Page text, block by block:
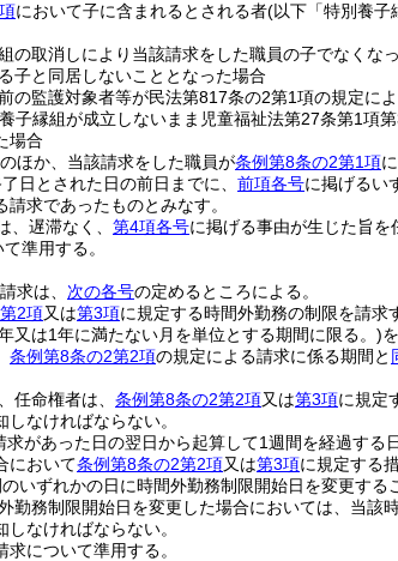
において子に含まれるとされる者(以下「特別養子
の取消しにより当該請求をした職員の子でなくな
子と同居しないこととなった場合
の監護対象者等が民法第817条の2第1項の規定に
子縁組が成立しないまま児童福祉法第27条第1項
場合
ほか、当該請求をした職員が条例第8条の2第1項
日とされた日の前日までに、 前項各号に掲げるい
求であったものとみなす。
、遅滞なく、 第4項各号に掲げる事由が生じた旨を
準用する。
求は、 次の各号の定めるところによる。
2項又は第3項に規定する時間外勤務の制限を請求
又は1年に満たない月を単位とする期間に限る。)
条例第8条の2第2項の規定による請求に係る期間と
任命権者は、 条例第8条の2第2項又は第3項に規定
なければならない。
求があった日の翌日から起算して1週間を経過する
において条例第8条の2第2項又は第3項に規定する
いずれかの日に時間外勤務制限開始日を変更する
勤務制限開始日を変更した場合においては、当該
なければならない。
求について準用する。